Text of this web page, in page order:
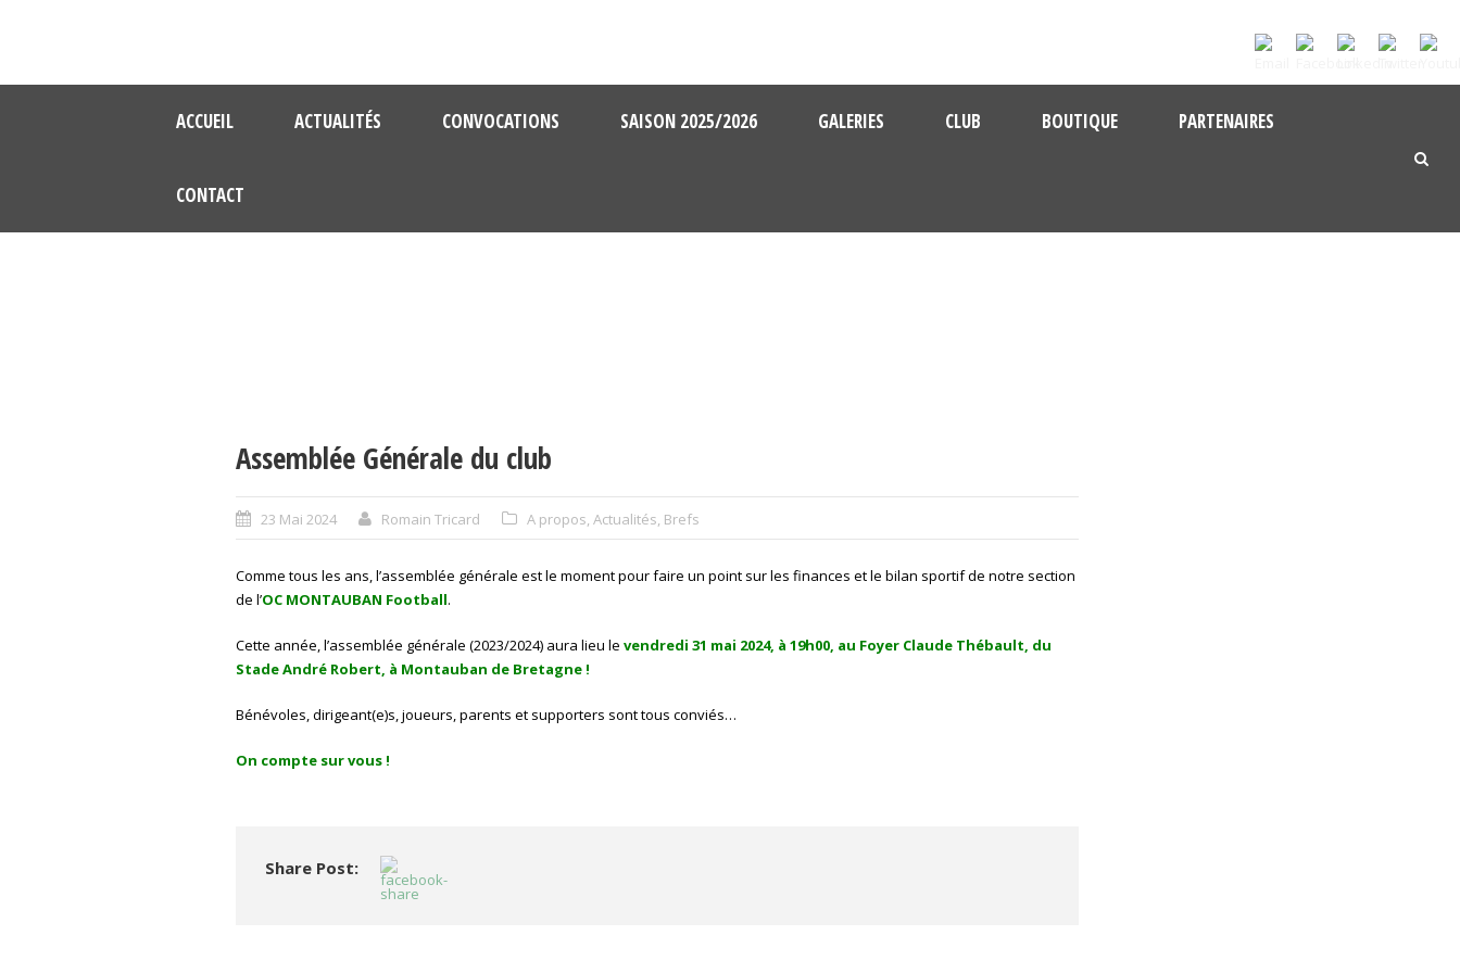
ACCUEIL ACTUALITÉS CONVOCATIONS SAISON 2025/2026 GALERIES CLUB BOUTIQUE PARTENAIRES
CONTACT
Assemblée Générale du club
23 Mai 2024 Romain Tricard A propos, Actualités, Brefs
Comme tous les ans, l’assemblée générale est le moment pour faire un point sur les finances et le bilan sportif de notre section
de l’OC MONTAUBAN Football.
Cette année, l’assemblée générale (2023/2024) aura lieu le vendredi 31 mai 2024, à 19h00, au Foyer Claude Thébault, du
Stade André Robert, à Montauban de Bretagne !
Bénévoles, dirigeant(e)s, joueurs, parents et supporters sont tous conviés…
On compte sur vous !
Share Post: